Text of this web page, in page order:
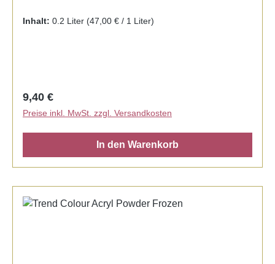
Inhalt: 0.2 Liter (47,00 € / 1 Liter)
Regulärer Preis:
9,40 €
Preise inkl. MwSt. zzgl. Versandkosten
In den Warenkorb